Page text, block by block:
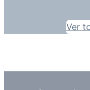
Ver